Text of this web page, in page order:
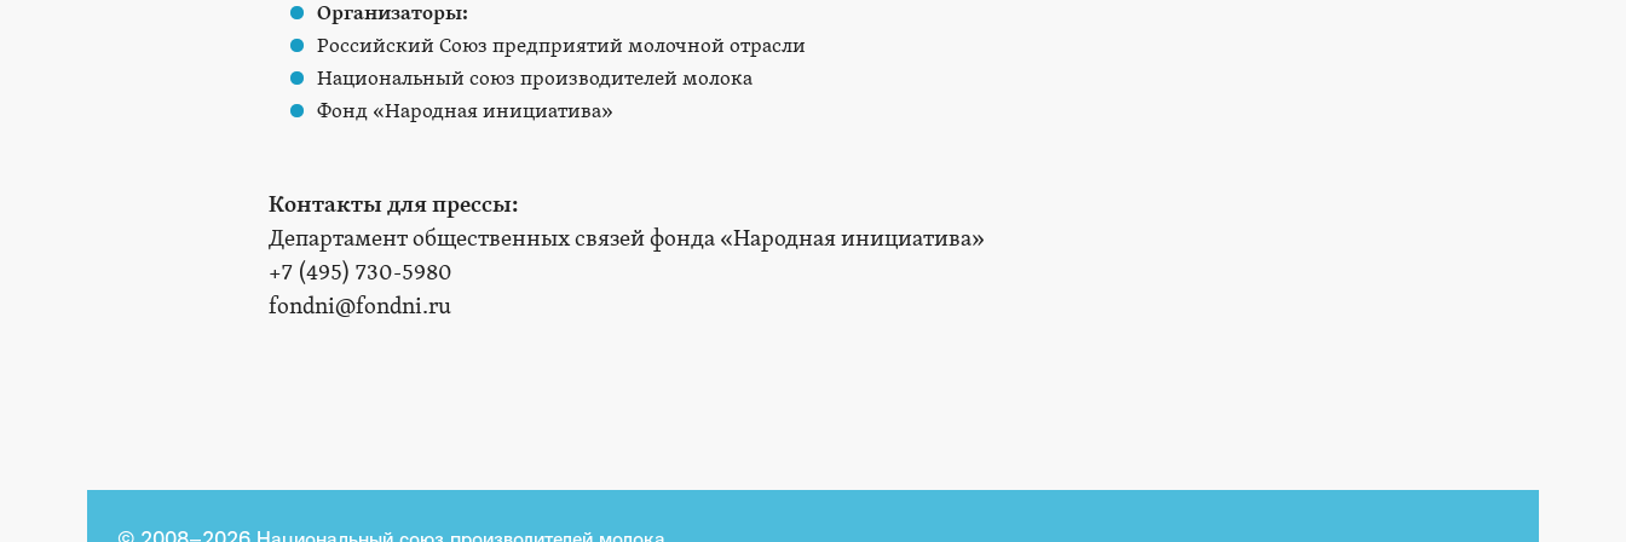
Организаторы:
Российский Союз предприятий молочной отрасли
Национальный союз производителей молока
Фонд «Народная инициатива»
Контакты для прессы:
Департамент общественных связей фонда «Народная инициатива»
+7 (495) 730-5980
fondni@fondni.ru